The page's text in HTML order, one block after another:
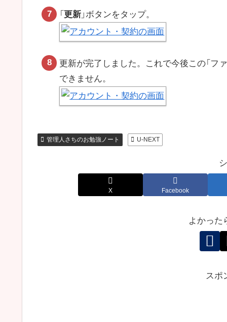
「 更新 」ボタンをタップ。
更新が完了しました。これで今後この「ファ
できません。
管理人さちのお勉強ノート U-NEXT
X Facebook
よかった
スポ